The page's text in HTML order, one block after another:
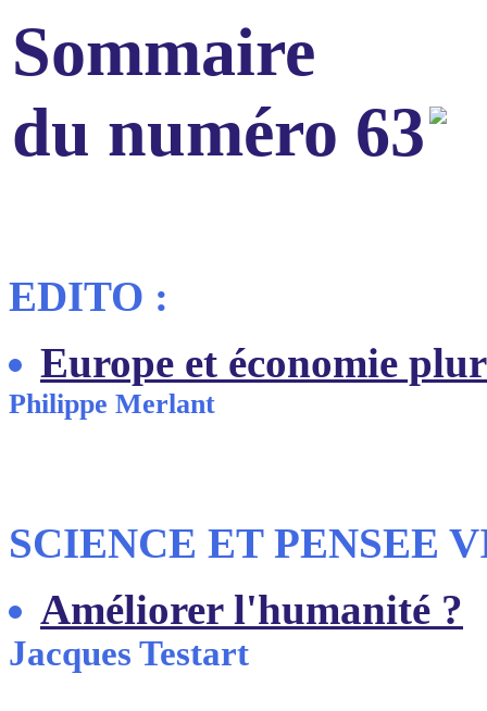
Sommaire
du numéro 63
EDITO :
Europe et économie
Philippe Merlant
SCIENCE ET PENSEE
Améliorer l'humanité ?
Jacques Testart